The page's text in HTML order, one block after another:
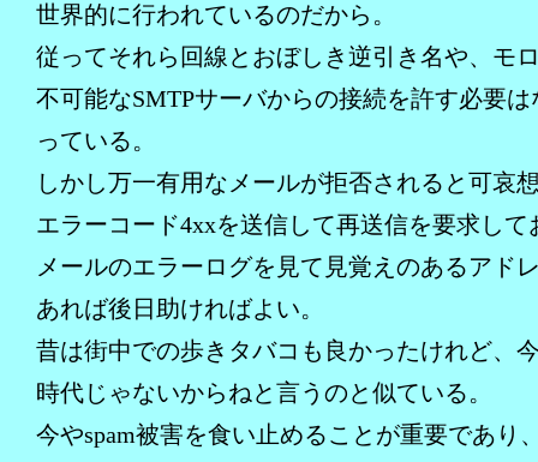
世界的に行われているのだから。
従ってそれら回線とおぼしき逆引き名や、モ
不可能なSMTPサーバからの接続を許す必要は
っている。
しかし万一有用なメールが拒否されると可哀
エラーコード4xxを送信して再送信を要求して
メールのエラーログを見て見覚えのあるアド
あれば後日助ければよい。
昔は街中での歩きタバコも良かったけれど、
時代じゃないからねと言うのと似ている。
今やspam被害を食い止めることが重要であり